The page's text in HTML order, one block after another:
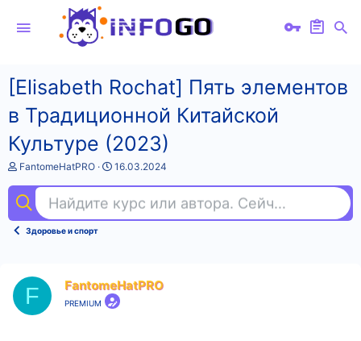
[Elisabeth Rochat] Пять элементов
в Традиционной Китайской
Культуре (2023)
А
т
о
т
FantomeHatPRO
Д
а
н
а
16.03.2024
Найдите курс или автора. Сейчас ищут
Здоровье и спорт
F FantomeHatPRO
PREMIUM